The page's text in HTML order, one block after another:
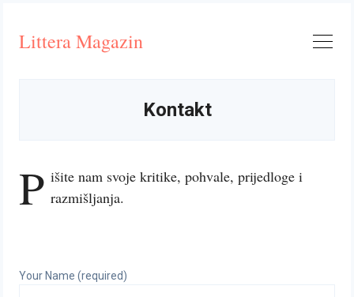
Littera Magazin
Kontakt
P išite nam svoje kritike, pohvale, prijedloge i
razmišljanja.
Your Name (required)